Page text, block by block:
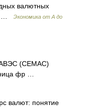
валютных
…
Экономика от А до
(CEMAC)
фр …
валют: понятие